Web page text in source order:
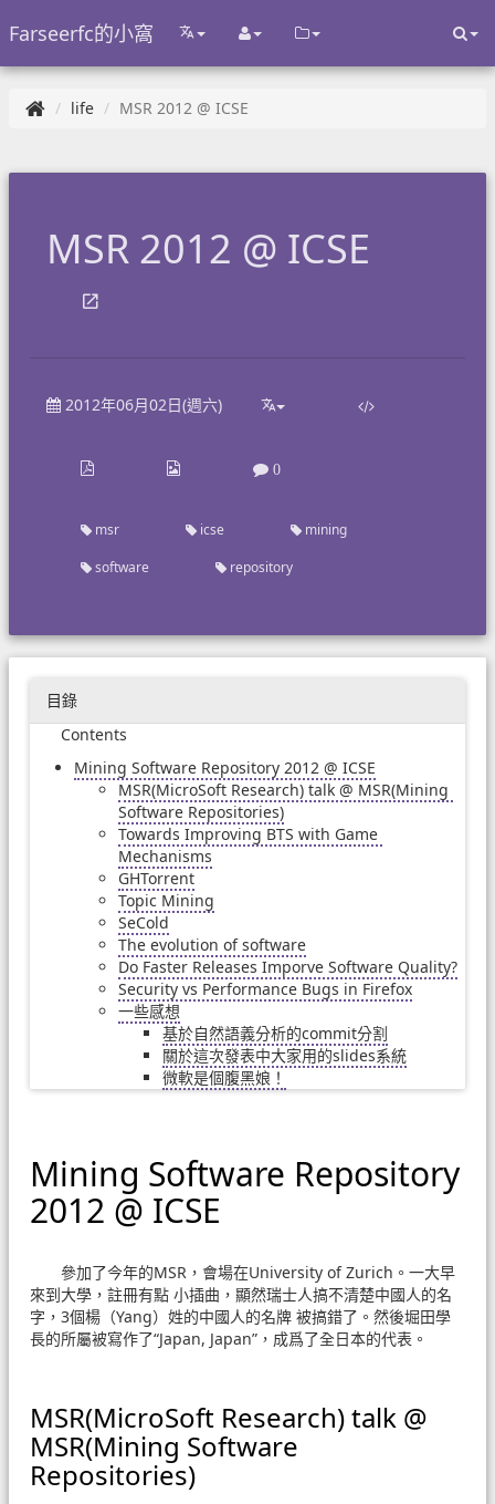
Farseerfc的小窩
life MSR 2012 @ ICSE
MSR 2012 @ ICSE
2012年06月02日(週六)
0
msr icse
mining
software
repository
目錄
Contents
Mining Software Repository 2012 @ ICSE
MSR(MicroSoft Research) talk @ MSR(Mining
Software Repositories)
Towards Improving BTS with Game
Mechanisms
GHTorrent
Topic Mining
SeCold
The evolution of software
Do Faster Releases Imporve Software Quality?
Security vs Performance Bugs in Firefox
一些感想
基於自然語義分析的commit分割
關於這次發表中大家用的slides系統
微軟是個腹黑娘！
Mining Software Repository
2012 @ ICSE
參加了今年的MSR，會場在University of Zurich。一大早
來到大學，註冊有點 小插曲，顯然瑞士人搞不清楚中國人的名
字，3個楊（Yang）姓的中國人的名牌 被搞錯了。然後堀田學
長的所屬被寫作了“Japan, Japan”，成爲了全日本的代表。
MSR(MicroSoft Research) talk @
MSR(Mining Software
Repositories)